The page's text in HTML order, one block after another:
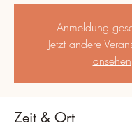
Anmeldung
Jetzt andere
ansehen
Zeit & Ort